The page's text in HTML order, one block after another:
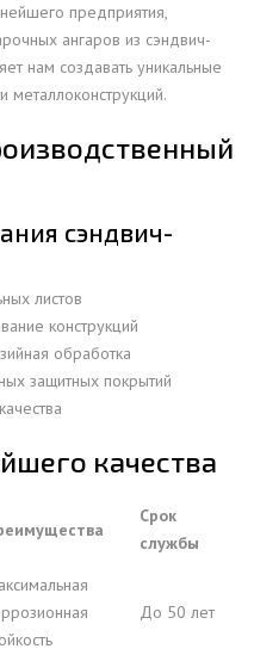
предприятия,
ангаров из сэндвич-
нам создавать уникальные
металлоконструкций.
сэндвич-
листов
конструкций
обработка
защитных покрытий
качества
Срок
службы
До 50 лет